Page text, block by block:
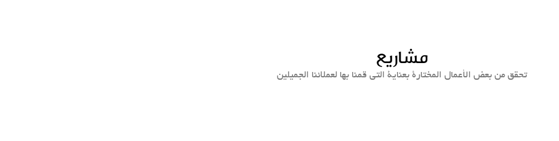
مشاریع
تحقق من بعض الأعمال المختارة بعناية التي قمنا بها لعملائنا الجميلين